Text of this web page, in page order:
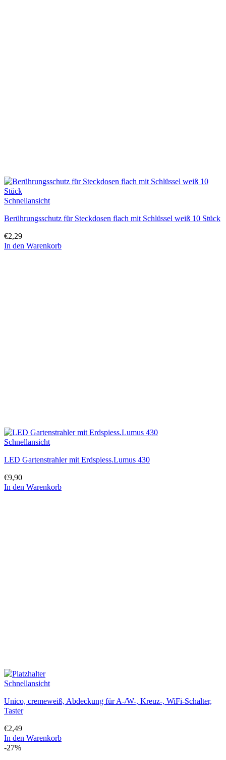
Schnellansicht
Berührungsschutz für Steckdosen flach mit Schlüssel weiß 10 Stück
€2,29
In den Warenkorb
Schnellansicht
LED Gartenstrahler mit Erdspiess.Lumus 430
€9,90
In den Warenkorb
Schnellansicht
Unico, cremeweiß, Abdeckung für A-/W-, Kreuz-, WiFi-Schalter,
Taster
€2,49
In den Warenkorb
-27%